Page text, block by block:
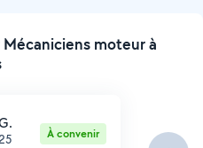
moteur à
À convenir